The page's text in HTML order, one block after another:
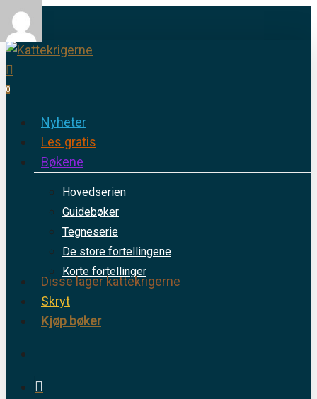
Skip
to
main
content
search
0
Nyheter
Les gratis
Bøkene
Hovedserien
Guidebøker
Tegneserie
De store fortellingene
Korte fortellinger
Disse lager kattekrigerne
Skryt
Kjøp bøker